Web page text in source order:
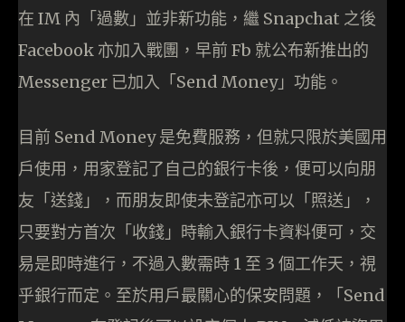
在 IM 內「過數」並非新功能，繼 Snapchat 之後
Facebook 亦加入戰團，早前 Fb 就公布新推出的
Messenger 已加入「Send Money」功能。
目前 Send Money 是免費服務，但就只限於美國用
戶使用，用家登記了自己的銀行卡後，便可以向朋
友「送錢」，而朋友即使未登記亦可以「照送」，
只要對方首次「收錢」時輸入銀行卡資料便可，交
易是即時進行，不過入數需時 1 至 3 個工作天，視
乎銀行而定。至於用戶最關心的保安問題，「Send